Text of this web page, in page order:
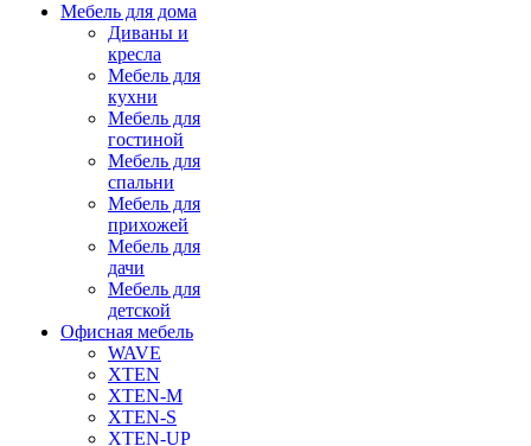
Мебель для дома
Диваны и
кресла
Мебель для
кухни
Мебель для
гостиной
Мебель для
спальни
Мебель для
прихожей
Мебель для
дачи
Мебель для
детской
Офисная мебель
WAVE
XTEN
XTEN-M
XTEN-S
XTEN-UP